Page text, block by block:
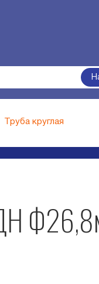
Труба круглая